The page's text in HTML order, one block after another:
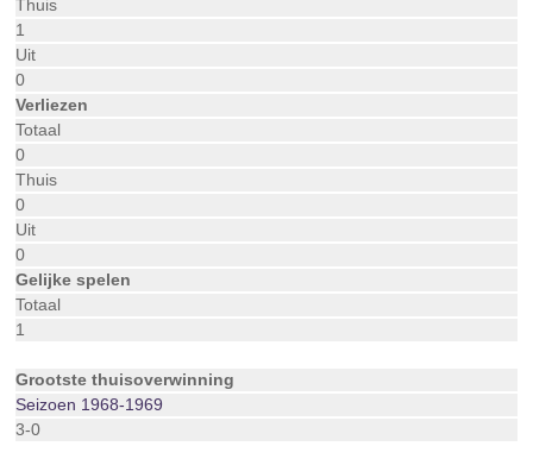
Thuis
1
Uit
0
Verliezen
Totaal
0
Thuis
0
Uit
0
Gelijke spelen
Totaal
1
Grootste thuisoverwinning
Seizoen 1968-1969
3-0